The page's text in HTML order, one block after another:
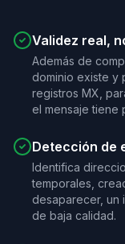
Validez real,
Además de
dominio existe y
registros MX,
el mensaje tiene
Detección de
Identifica
temporales,
desaparecer, un
de baja calidad.